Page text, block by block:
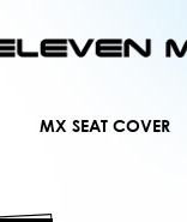
to
MX SEAT COVER